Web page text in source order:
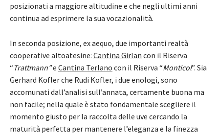
posizionati a maggiore altitudine e che negli ultimi anni
continua ad esprimere la sua vocazionalità.
In seconda posizione, ex aequo, due importanti realtà
cooperative altoatesine: Cantina Girlan con il Riserva
“ Trattmann”e Cantina Terlano con il Riserva “Monticol”. Sia
Gerhard Kofler che Rudi Kofler, i due enologi, sono
accomunati dall’analisi sull’annata, certamente buona ma
non facile; nella quale è stato fondamentale scegliere il
momento giusto per la raccolta delle uve cercando la
maturità perfetta per mantenere l’eleganza e la finezza